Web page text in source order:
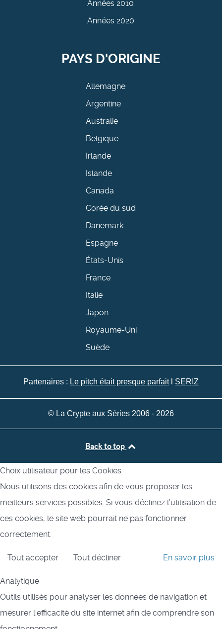
Années 2010
Années 2020
PAYS D'ORIGINE
Allemagne
Argentine
Australie
Belgique
Irlande
Islande
Canada
Corée du sud
Danemark
Espagne
États-Unis
France
Italie
Japon
Royaume-Uni
Suède
Partenaires : Le pitch était presque parfaitl SERIZ
© La Crypte aux Séries 2006 - 2026
Back to top
Choix utilisateur pour les Cookies
Nous utilisons des cookies afin de vous proposer les
meilleurs services possibles. Si vous déclinez l'utilisation de
ces cookies, le site web pourrait ne pas fonctionner
correctement.
Tout accepter Tout décliner En savoir plus
Analytique
Outils utilisés pour analyser les données de navigation et
mesurer l'efficacité du site internet afin de comprendre son